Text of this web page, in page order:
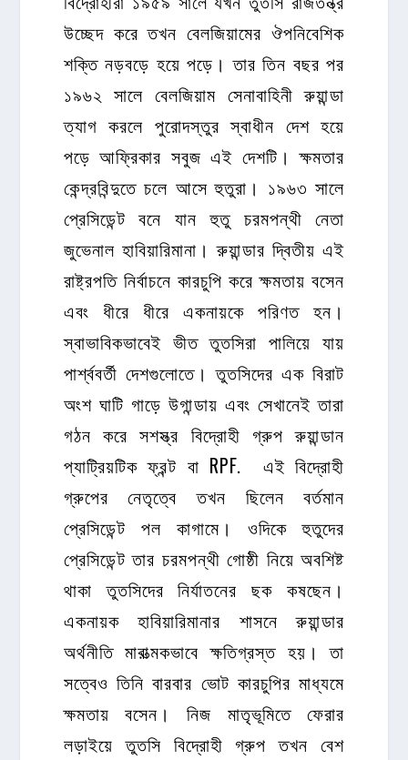
উচ্ছেদ করে তখন বেলজিয়ামের ঔপনিবেশিক
শক্তি নড়বড়ে হয়ে পড়ে। তার তিন বছর পর
১৯৬২ সালে বেলজিয়াম সেনাবাহিনী রুয়ান্ডা
ত্যাগ করলে পুরোদস্তুর স্বাধীন দেশ হয়ে
পড়ে আফ্রিকার সবুজ এই দেশটি। ক্ষমতার
কেন্দ্রবিন্দুতে চলে আসে হুতুরা। ১৯৬৩ সালে
প্রেসিডেন্ট বনে যান হুতু চরমপন্থী নেতা
জুভেনাল হাবিয়ারিমানা। রুয়ান্ডার দ্বিতীয় এই
রাষ্ট্রপতি নির্বাচনে কারচুপি করে ক্ষমতায় বসেন
এবং ধীরে ধীরে একনায়কে পরিণত হন।
স্বাভাবিকভাবেই ভীত তুতসিরা পালিয়ে যায়
পার্শ্ববর্তী দেশগুলোতে। তুতসিদের এক বিরাট
অংশ ঘাটি গাড়ে উগান্ডায় এবং সেখানেই তারা
গঠন করে সশস্ত্র বিদ্রোহী গ্রুপ রুয়ান্ডান
প্যাট্রিয়টিক ফ্রন্ট বা RPF. এই বিদ্রোহী
গ্রুপের নেতৃত্বে তখন ছিলেন বর্তমান
প্রেসিডেন্ট পল কাগামে। ওদিকে হুতুদের
প্রেসিডেন্ট তার চরমপন্থী গোষ্ঠী নিয়ে অবশিষ্ট
থাকা তুতসিদের নির্যাতনের ছক কষছেন।
একনায়ক হাবিয়ারিমানার শাসনে রুয়ান্ডার
অর্থনীতি মারাত্মকভাবে ক্ষতিগ্রস্ত হয়। তা
সত্বেও তিনি বারবার ভোট কারচুপির মাধ্যমে
ক্ষমতায় বসেন। নিজ মাতৃভূমিতে ফেরার
লড়াইয়ে তুতসি বিদ্রোহী গ্রুপ তখন বেশ